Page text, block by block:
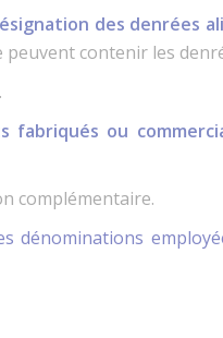
des denrées
peuvent contenir les
fabriqués ou
complémentaire.
dénominations